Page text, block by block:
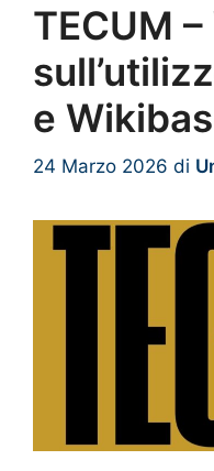
TECUM
e
24 Marzo 2026 di